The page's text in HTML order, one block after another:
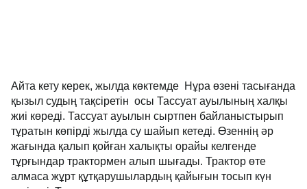
Айта кету керек, жылда көктемде Нұра өзені тасығанда
қызыл судың тақсіретін осы Тассуат ауылының халқы
жиі көреді. Тассуат ауылын сыртпен байланыстырып
тұратын көпірді жылда су шайып кетеді. Өзеннің әр
жағында қалып қойған халықты орайы келгенде
тұрғындар трактормен алып шығады. Трактор өте
алмаса жұрт құтқарушылардың қайығын тосып күн